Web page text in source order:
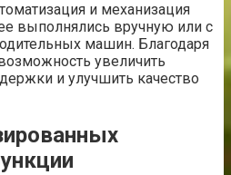
и механизация
выполнялись вручную или с
машин. Благодаря
увеличить
и улучшить качество